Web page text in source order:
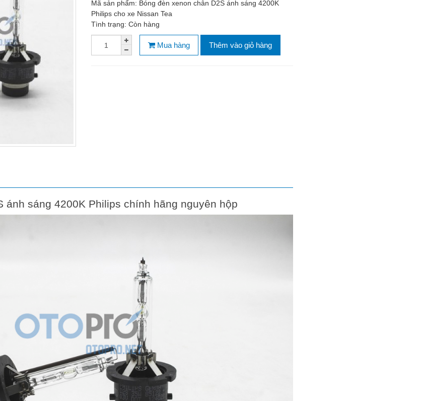
Mã sản phẩm: Bóng đèn xenon chân D2S ánh sáng 4200K
Philips cho xe Nissan Tea
Tình trạng: Còn hàng
Mua hàng Thêm vào giỏ hàng
ánh sáng 4200K Philips chính hãng nguyên hộp